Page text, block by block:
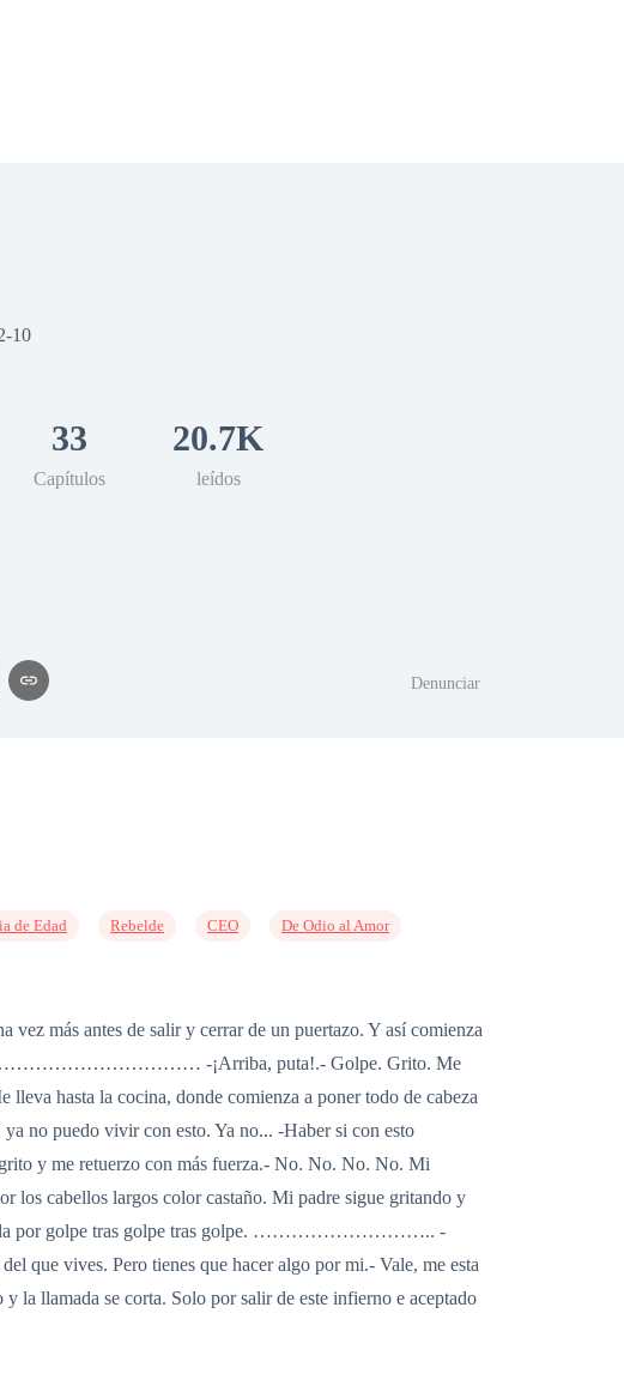
10
33
Capítulos
20.7K
leídos
Denunciar
de Edad Rebelde CEO De Odio al Amor
vez más antes de salir y cerrar de un puertazo. Y así comienza
……………………………… -¡Arriba, puta!.- Golpe. Grito. Me
hasta la cocina, donde comienza a poner todo de cabeza
no puedo vivir con esto. Ya no... -Haber si con esto
y me retuerzo con más fuerza.- No. No. No. No. Mi
los cabellos largos color castaño. Mi padre sigue gritando y
molida por golpe tras golpe tras golpe. ……………………….. -
que vives. Pero tienes que hacer algo por mi.- Vale, me esta
la llamada se corta. Solo por salir de este infierno e aceptado